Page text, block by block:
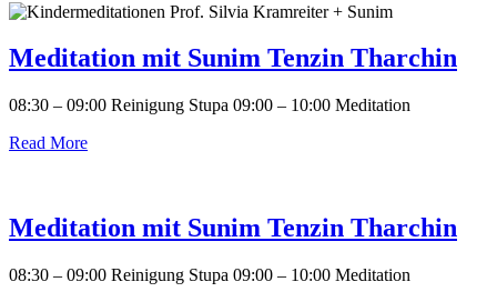
Meditation mit Sunim Tenzin Tharchin
08:30 – 09:00 Reinigung Stupa 09:00 – 10:00 Meditation
Read More
Meditation mit Sunim Tenzin Tharchin
08:30 – 09:00 Reinigung Stupa 09:00 – 10:00 Meditation